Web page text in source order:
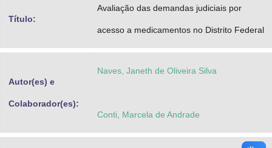
Título:
Avaliação das demandas judiciais por
acesso a medicamentos no Distrito Federal
Autor(es) e
Colaborador(es):
Naves, Janeth de Oliveira Silva
Conti, Marcela de Andrade